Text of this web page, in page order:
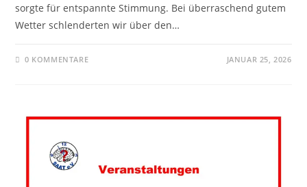
sorgte für entspannte Stimmung. Bei überraschend gutem
Wetter schlenderten wir über den…
0 KOMMENTARE JANUAR 25, 2026